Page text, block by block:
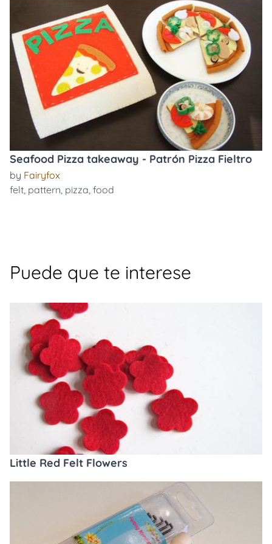
Seafood Pizza takeaway - Patrón Pizza Fieltro
by Fairyfox
felt, pattern, pizza, food
Puede que te interese
Little Red Felt Flowers